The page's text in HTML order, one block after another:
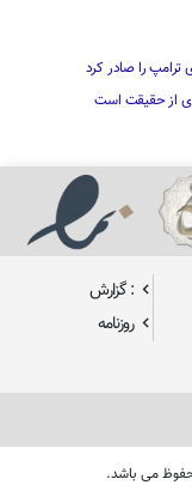
از حقیقت است
: گزارش
روزنامه
می باشد.